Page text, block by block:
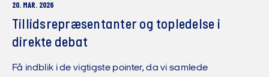
20. MAR. 2026
Tillidsrepræsentanter og topledelse i
direkte debat
Få indblik i de vigtigste pointer, da vi samlede